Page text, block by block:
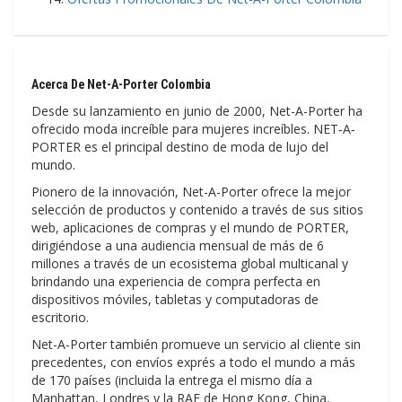
Acerca De Net-A-Porter Colombia
Desde su lanzamiento en junio de 2000, Net-A-Porter ha
ofrecido moda increíble para mujeres increíbles. NET‑A‑
PORTER es el principal destino de moda de lujo del
mundo.
Pionero de la innovación, Net-A-Porter ofrece la mejor
selección de productos y contenido a través de sus sitios
web, aplicaciones de compras y el mundo de PORTER,
dirigiéndose a una audiencia mensual de más de 6
millones a través de un ecosistema global multicanal y
brindando una experiencia de compra perfecta en
dispositivos móviles, tabletas y computadoras de
escritorio.
Net-A-Porter también promueve un servicio al cliente sin
precedentes, con envíos exprés a todo el mundo a más
de 170 países (incluida la entrega el mismo día a
Manhattan, Londres y la RAE de Hong Kong, China,